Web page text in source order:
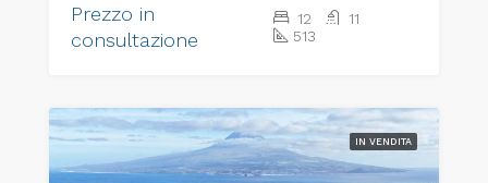
Prezzo in
consultazione
12
11
513
IN VENDITA